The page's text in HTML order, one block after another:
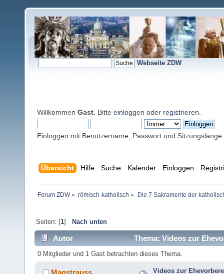
Webseite ZDW
Willkommen Gast . Bitte einloggen oder registrieren
Einloggen mit Benutzername, Passwort und Sitzungslänge
Übersicht Hilfe Suche Kalender Einloggen
Forum ZDW» römisch-katholisch » Die 7 Sakramente der
Seiten: [1] Nach unten
Autor Thema: Videos zur
0 Mitglieder und 1 Gast betrachten dieses Thema.
Magstrauss
Videos zur